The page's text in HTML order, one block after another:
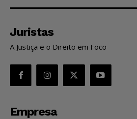
Juristas
A Justiça e o Direito em Foco
Empresa